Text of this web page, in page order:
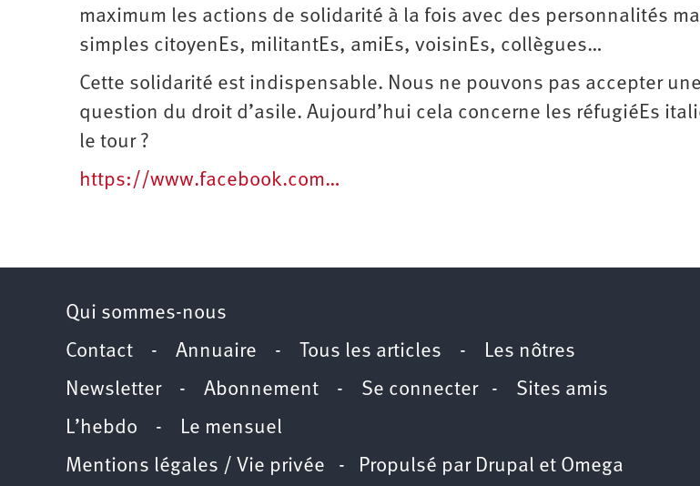
maximum les actions de solidarité à la fois avec des personnalités
simples citoyenEs, militantEs, amiEs, voisinEs, collègues…
Cette solidarité est indispensable. Nous ne pouvons pas accepter
question du droit d’asile. Aujourd’hui cela concerne les réfugiéEs
le tour ?
https://www.facebook.com…
Qui sommes-nous
Contact - Annuaire - Tous les articles - Les nôtres
Newsletter- Abonnement - Se connecter- Sites amis
L’hebdo - Le mensuel
Mentions légales / Vie privée - Propulsé par Drupal et Omega